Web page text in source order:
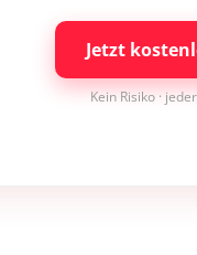
Jetzt
Kein Risiko ·